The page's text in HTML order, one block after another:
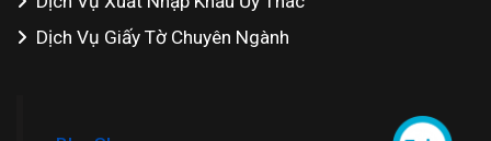
Dịch Vụ Giấy Tờ Chuyên Ngành